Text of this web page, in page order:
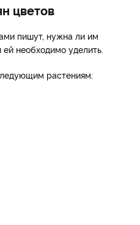
цветов
пишут, нужна ли им
необходимо уделить.
растениям: